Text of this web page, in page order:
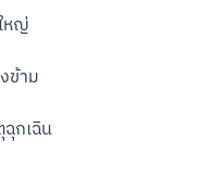
หญ่
ข้าม
กเฉิน